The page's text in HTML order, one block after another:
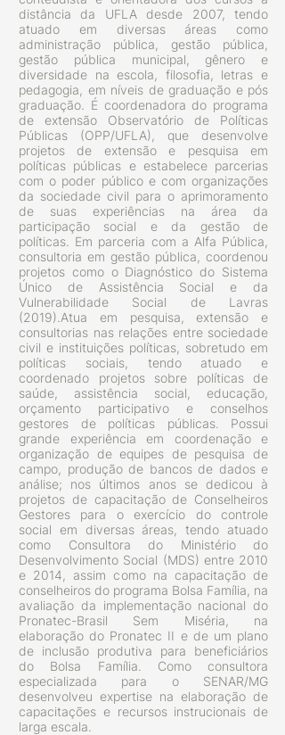
distância da UFLA desde 2007, tendo
atuado em diversas áreas como
administração pública, gestão pública,
gestão pública municipal, gênero e
diversidade na escola, filosofia, letras e
pedagogia, em níveis de graduação e pós
graduação. É coordenadora do programa
de extensão Observatório de Políticas
Públicas (OPP/UFLA), que desenvolve
projetos de extensão e pesquisa em
políticas públicas e estabelece parcerias
com o poder público e com organizações
da sociedade civil para o aprimoramento
de suas experiências na área da
participação social e da gestão de
políticas. Em parceria com a Alfa Pública,
consultoria em gestão pública, coordenou
projetos como o Diagnóstico do Sistema
Único de Assistência Social e da
Vulnerabilidade Social de Lavras
(2019).Atua em pesquisa, extensão e
consultorias nas relações entre sociedade
civil e instituições políticas, sobretudo em
políticas sociais, tendo atuado e
coordenado projetos sobre políticas de
saúde, assistência social, educação,
orçamento participativo e conselhos
gestores de políticas públicas. Possui
grande experiência em coordenação e
organização de equipes de pesquisa de
campo, produção de bancos de dados e
análise; nos últimos anos se dedicou à
projetos de capacitação de Conselheiros
Gestores para o exercício do controle
social em diversas áreas, tendo atuado
como Consultora do Ministério do
Desenvolvimento Social (MDS) entre 2010
e 2014, assim como na capacitação de
conselheiros do programa Bolsa Família, na
avaliação da implementação nacional do
Pronatec-Brasil Sem Miséria, na
elaboração do Pronatec II e de um plano
de inclusão produtiva para beneficiários
do Bolsa Família. Como consultora
especializada para o SENAR/MG
desenvolveu expertise na elaboração de
capacitações e recursos instrucionais de
larga escala.